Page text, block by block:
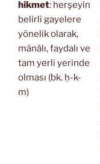
hikmet: herşeyin
belirli gayelere
yönelik olarak,
mânâlı, faydalı ve
tam yerli yerinde
olması (bk. ḥ-k-
m)